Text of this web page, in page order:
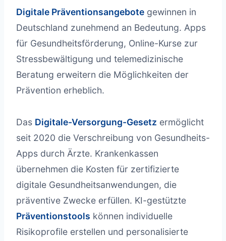
Digitale Präventionsangebote gewinnen in
Deutschland zunehmend an Bedeutung. Apps
für Gesundheitsförderung, Online-Kurse zur
Stressbewältigung und telemedizinische
Beratung erweitern die Möglichkeiten der
Prävention erheblich.
Das Digitale-Versorgung-Gesetz ermöglicht
seit 2020 die Verschreibung von Gesundheits-
Apps durch Ärzte. Krankenkassen
übernehmen die Kosten für zertifizierte
digitale Gesundheitsanwendungen, die
präventive Zwecke erfüllen. KI-gestützte
Präventionstools können individuelle
Risikoprofile erstellen und personalisierte